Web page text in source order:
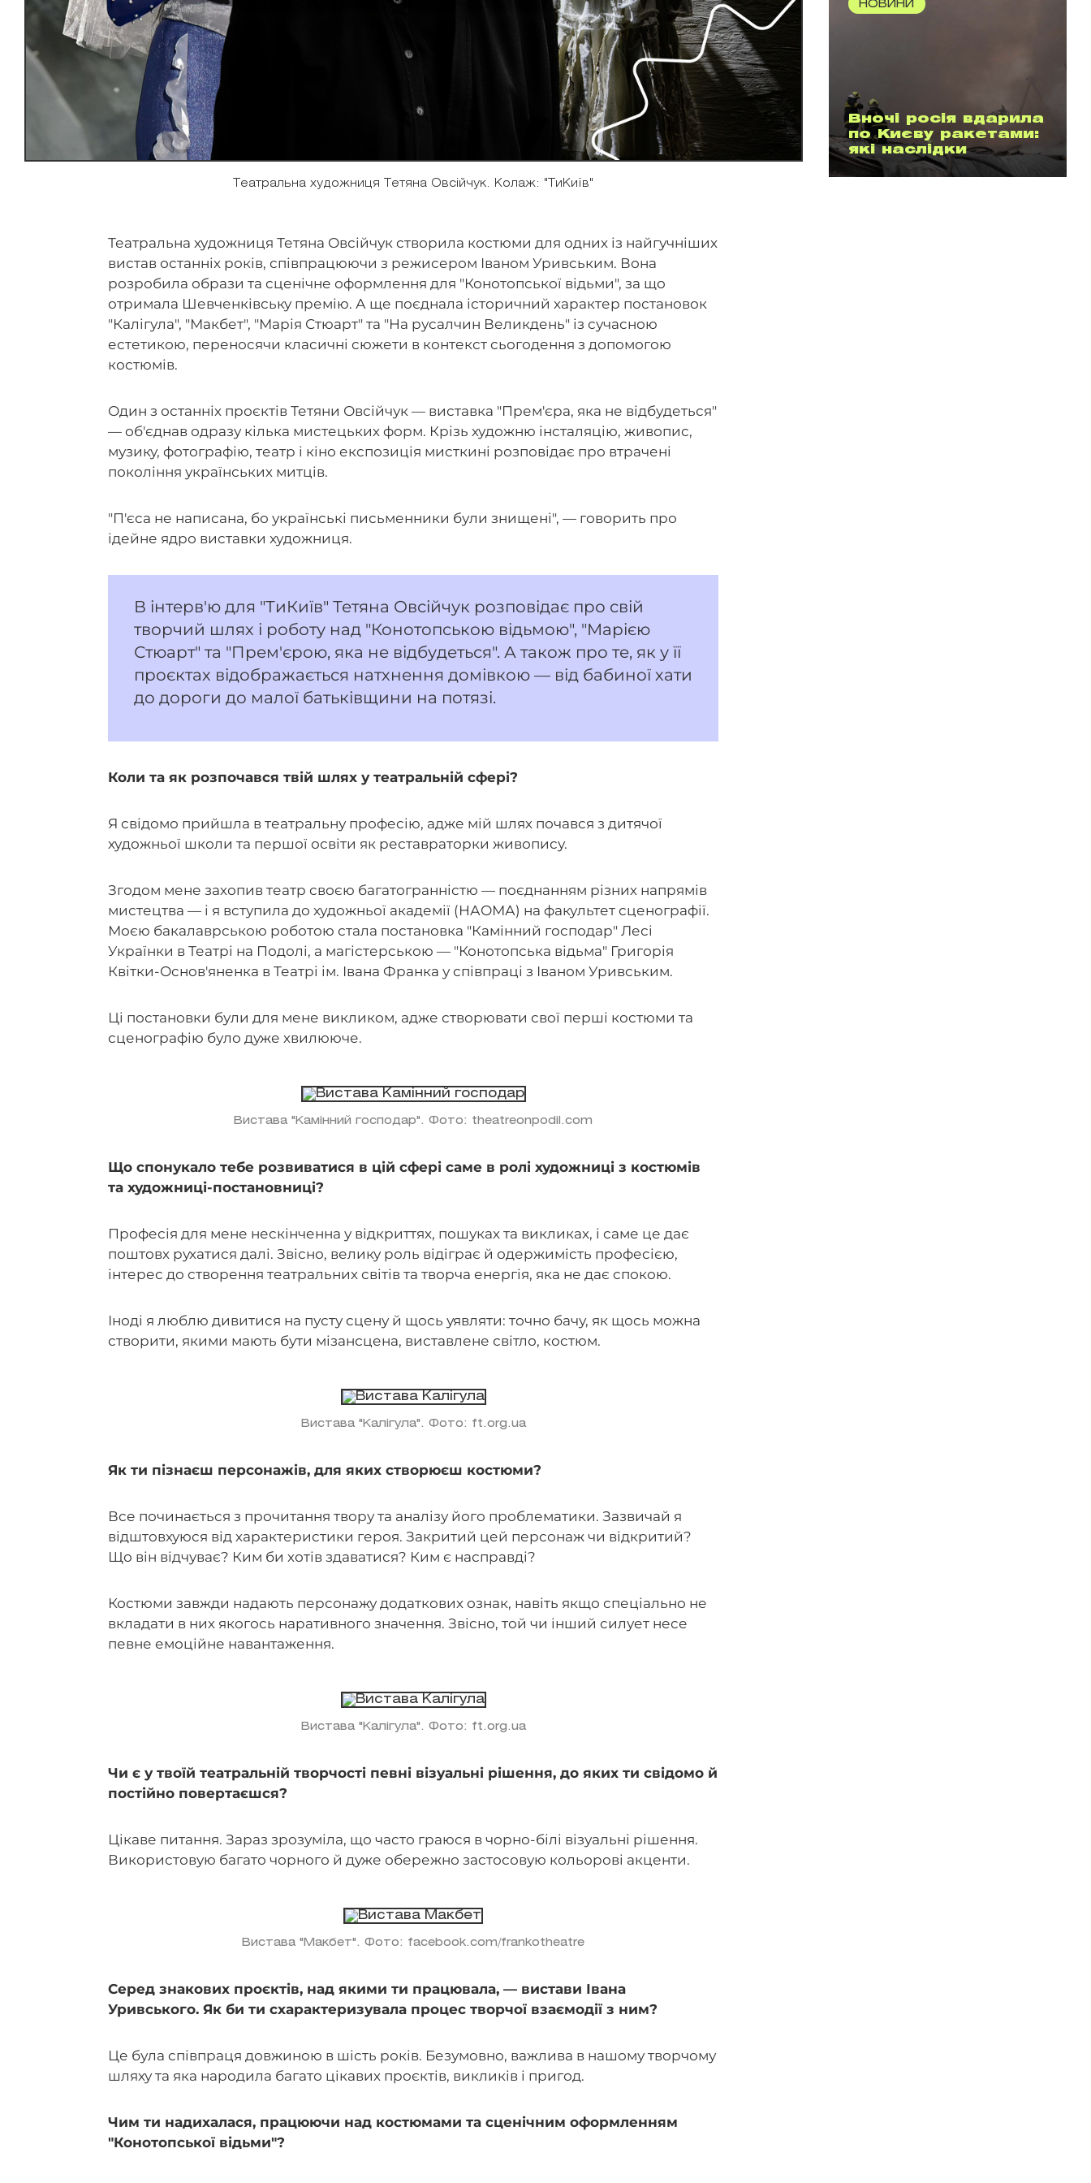
Театральна художниця Тетяна Овсійчук. Колаж: "ТиКиїв"
Театральна художниця Тетяна Овсійчук створила костюми для одних із найгучніших
вистав останніх років, співпрацюючи з режисером Іваном Уривським. Вона
розробила образи та сценічне оформлення для "Конотопської відьми", за що
отримала Шевченківську премію. А ще поєднала історичний характер постановок
"Калігула", "Макбет", "Марія Стюарт" та "На русалчин Великдень" із сучасною
естетикою, переносячи класичні сюжети в контекст сьогодення з допомогою
костюмів.
Один з останніх проєктів Тетяни Овсійчук — виставка "Прем'єра, яка не відбудеться"
— об'єднав одразу кілька мистецьких форм. Крізь художню інсталяцію, живопис,
музику, фотографію, театр і кіно експозиція мисткині розповідає про втрачені
покоління українських митців.
"П'єса не написана, бо українські письменники були знищені", — говорить про
ідейне ядро виставки художниця.
В інтерв'ю для "ТиКиїв" Тетяна Овсійчук розповідає про свій
творчий шлях і роботу над "Конотопською відьмою", "Марією
Стюарт" та "Прем'єрою, яка не відбудеться". А також про те, як у її
проєктах відображається натхнення домівкою — від бабиної хати
до дороги до малої батьківщини на потязі.
Коли та як розпочався твій шлях у театральній сфері?
Я свідомо прийшла в театральну професію, адже мій шлях почався з дитячої
художньої школи та першої освіти як реставраторки живопису.
Згодом мене захопив театр своєю багатогранністю — поєднанням різних напрямів
мистецтва — і я вступила до художньої академії (НАОМА) на факультет сценографії.
Моєю бакалаврською роботою стала постановка "Камінний господар" Лесі
Українки в Театрі на Подолі, а магістерською — "Конотопська відьма" Григорія
Квітки-Основ'яненка в Театрі ім. Івана Франка у співпраці з Іваном Уривським.
Ці постановки були для мене викликом, адже створювати свої перші костюми та
сценографію було дуже хвилююче.
Вистава "Камінний господар". Фото: theatreonpodil.com
Що спонукало тебе розвиватися в цій сфері саме в ролі художниці з костюмів
та художниці-постановниці?
Професія для мене нескінченна у відкриттях, пошуках та викликах, і саме це дає
поштовх рухатися далі. Звісно, велику роль відіграє й одержимість професією,
інтерес до створення театральних світів та творча енергія, яка не дає спокою.
Іноді я люблю дивитися на пусту сцену й щось уявляти: точно бачу, як щось можна
створити, якими мають бути мізансцена, виставлене світло, костюм.
Вистава "Калігула". Фото: ft.org.ua
Як ти пізнаєш персонажів, для яких створюєш костюми?
Все починається з прочитання твору та аналізу його проблематики. Зазвичай я
відштовхуюся від характеристики героя. Закритий цей персонаж чи відкритий?
Що він відчуває? Ким би хотів здаватися? Ким є насправді?
Костюми завжди надають персонажу додаткових ознак, навіть якщо спеціально не
вкладати в них якогось наративного значення. Звісно, той чи інший силует несе
певне емоційне навантаження.
Вистава "Калігула". Фото: ft.org.ua
Чи є у твоїй театральній творчості певні візуальні рішення, до яких ти свідомо й
постійно повертаєшся?
Цікаве питання. Зараз зрозуміла, що часто граюся в чорно-білі візуальні рішення.
Використовую багато чорного й дуже обережно застосовую кольорові акценти.
Вистава "Макбет". Фото: facebook.com/frankotheatre
Серед знакових проєктів, над якими ти працювала, — вистави Івана
Уривського. Як би ти схарактеризувала процес творчої взаємодії з ним?
Це була співпраця довжиною в шість років. Безумовно, важлива в нашому творчому
шляху та яка народила багато цікавих проєктів, викликів і пригод.
Чим ти надихалася, працюючи над костюмами та сценічним оформленням
"Конотопської відьми"?
НОВИНИ
Вночі росія вдарила
по Києву ракетами:
які наслідки